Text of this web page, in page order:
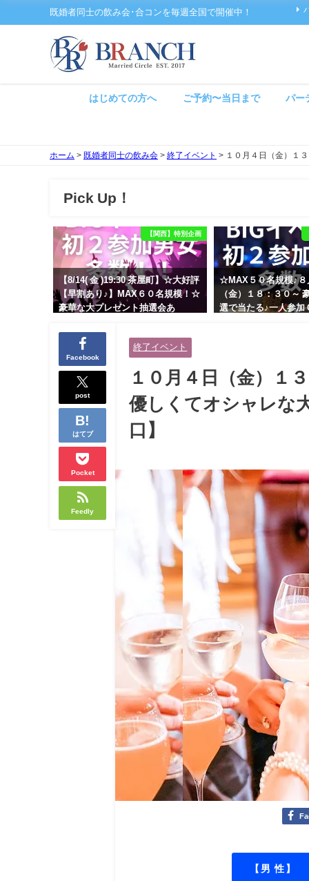
既婚者同士の飲み会･合コンを毎週全国で開催中！
はじめての方へ ご予約〜当日まで パー
ホーム > 既婚者同士の飲み会 > 終了イベント > １０月４日（金）１
Pick Up！
【関西】特別企画
【8/14( 金 )19:30 茶屋町】☆大好評
【早割あり♪】MAX６０名規模！☆
豪華な大プレゼント抽選会あ
性とオシャレ好きで落ち着いた大
人女性の既婚者限定ビッグパーテ
ィー♪＠茶屋町】
☆MAX５０名規模♪８
（金）１８：３０～
選で当たる♪一人参加
＠池袋】
Facebook
post
はてブ
Pocket
Feedly
終了イベント
１０月４日（金）１
優しくてオシャレな
口】
【男 性】